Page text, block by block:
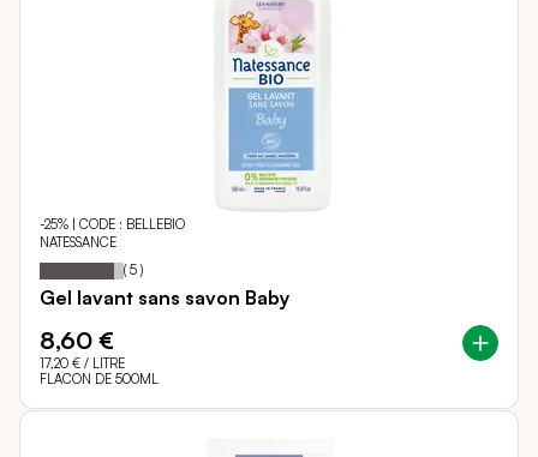
-25% | CODE : BELLEBIO
NATESSANCE
Notation: 88
% of
( 5 )
Gel lavant sans savon Baby
8,60 €
17,20 € / LITRE
FLACON DE 500ML